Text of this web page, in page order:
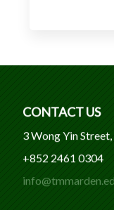
CONTACT US
3 Wong Yin
+852 2461 0304